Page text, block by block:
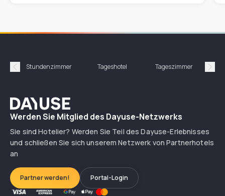
Précédent
Stundenzimmer Tageshotel Tageszimmer
Dayuse
Werden Sie Mitglied des Dayuse-Netzwerks
Sie sind Hotelier? Werden Sie Teil des Dayuse-Erlebnisses
und schließen Sie sich unserem Netzwerk von Partnerhotels
an
Partner werden! Portal-Login